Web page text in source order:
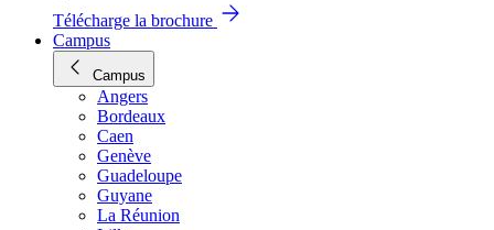
Télécharge la brochure
Campus
Campus
Angers
Bordeaux
Caen
Genève
Guadeloupe
Guyane
La Réunion